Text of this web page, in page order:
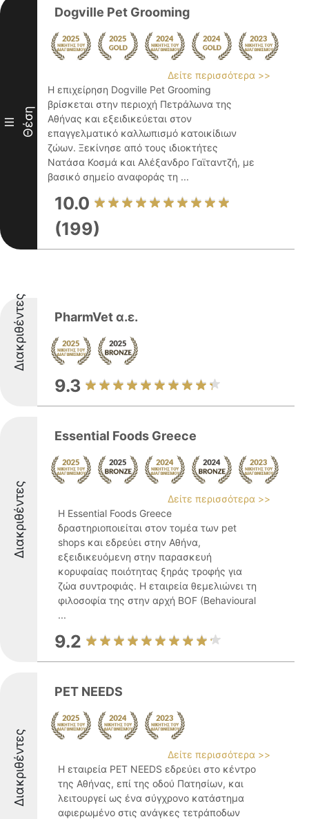
III Θέση
Dogville Pet Grooming
Δείτε περισσότερα >>
Η επιχείρηση Dogville Pet Grooming
βρίσκεται στην περιοχή Πετράλωνα της
Αθήνας και εξειδικεύεται στον
επαγγελματικό καλλωπισμό κατοικίδιων
ζώων. Ξεκίνησε από τους ιδιοκτήτες
Νατάσα Κοσμά και Αλέξανδρο Γαϊταντζή, με
βασικό σημείο αναφοράς τη ...
10.0
(199)
Διακριθέντες PharmVet α.ε.
9.3
Διακριθέντες
Essential Foods Greece
Δείτε περισσότερα >>
Η Essential Foods Greece
δραστηριοποιείται στον τομέα των pet
shops και εδρεύει στην Αθήνα,
εξειδικευόμενη στην παρασκευή
κορυφαίας ποιότητας ξηράς τροφής για
ζώα συντροφιάς. Η εταιρεία θεμελιώνει τη
φιλοσοφία της στην αρχή BOF (Behavioural
...
9.2
Διακριθέντες
PET NEEDS
Δείτε περισσότερα >>
Η εταιρεία PET NEEDS εδρεύει στο κέντρο
της Αθήνας, επί της οδού Πατησίων, και
λειτουργεί ως ένα σύγχρονο κατάστημα
αφιερωμένο στις ανάγκες τετράποδων